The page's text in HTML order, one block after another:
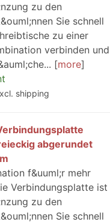
zu den
Sie schnell
zu einer
verbinden und
more
shipping
abgerundet
f&uuml;r mehr
Verbindungsplatte ist
zu den
Sie schnell